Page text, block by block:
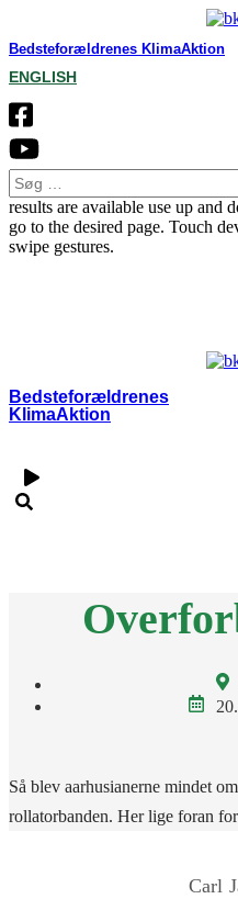
Bedsteforældrenes KlimaAktion
ENGLISH
Søg
efter:
results are available use up and
go to the desired page. Touch
swipe gestures.
Bedsteforældrenes
KlimaAktion​
Så blev aarhusianerne mindet
rollatorbanden. Her lige foran
Carl